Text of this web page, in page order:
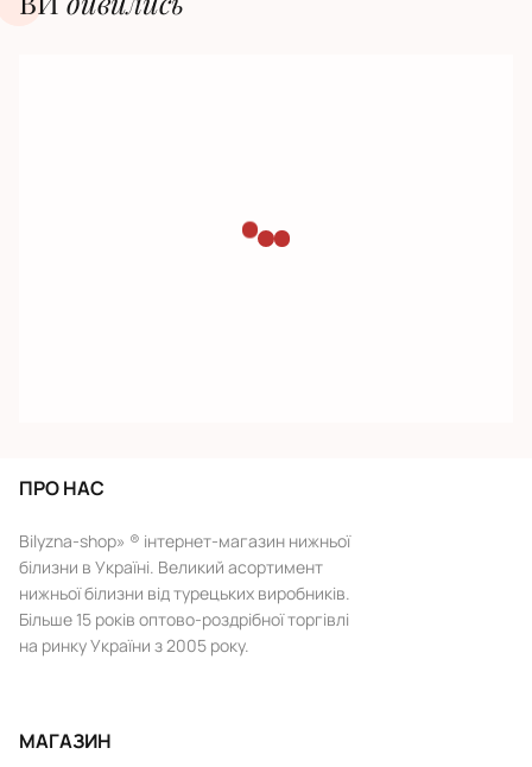
ПРО НАС
Bilyzna-shop» ® інтернет-магазин нижньої
білизни в Україні. Великий асортимент
нижньої білизни від турецьких виробників.
Більше 15 років оптово-роздрібної торгівлі
на ринку України з 2005 року.
МАГАЗИН